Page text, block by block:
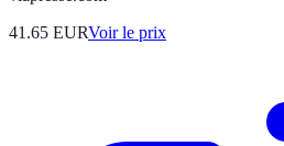
41.65 EURVoir le prix